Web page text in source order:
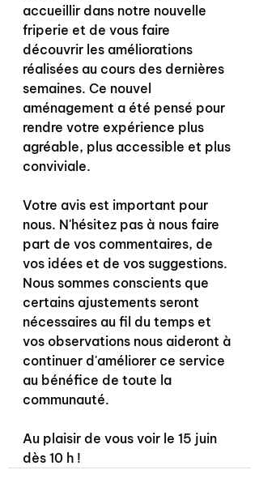
accueillir dans notre nouvelle
friperie et de vous faire
découvrir les améliorations
réalisées au cours des dernières
semaines. Ce nouvel
aménagement a été pensé pour
rendre votre expérience plus
agréable, plus accessible et plus
conviviale.
Votre avis est important pour
nous. N'hésitez pas à nous faire
part de vos commentaires, de
vos idées et de vos suggestions.
Nous sommes conscients que
certains ajustements seront
nécessaires au fil du temps et
vos observations nous aideront à
continuer d'améliorer ce service
au bénéfice de toute la
communauté.
Au plaisir de vous voir le 15 juin
dès 10 h !